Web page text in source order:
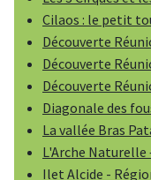
Cilaos : le petit
Découverte
Découverte
Découverte
Diagonale des
La vallée Bras
L'Arche Naturelle
Ilet Alcide -